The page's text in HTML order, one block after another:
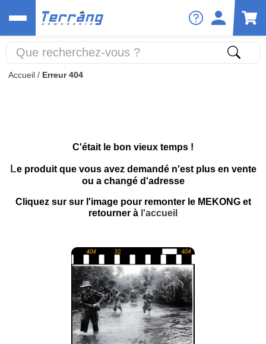
Accueil / Erreur 404
C'était le bon vieux temps !
Le produit que vous avez demandé n'est plus en vente
ou a changé d'adresse
Cliquez sur sur l'image pour remonter le MEKONG et
retourner à l'accueil